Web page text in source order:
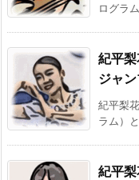
ログラ
紀平
ジャ
紀平梨
ラム）
紀平